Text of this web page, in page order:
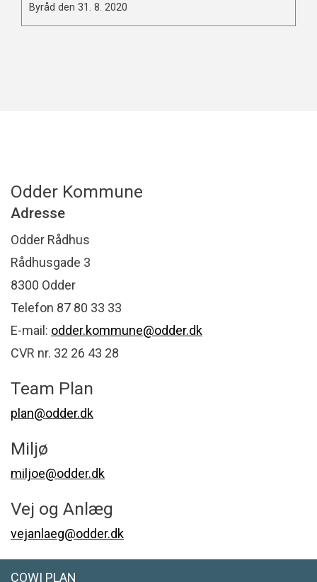
Byråd den 31. 8. 2020
Odder Kommune
Adresse
Odder Rådhus
Rådhusgade 3
8300 Odder
Telefon 87 80 33 33
E-mail: odder.kommune@odder.dk
CVR nr. 32 26 43 28
Team Plan
plan@odder.dk
Miljø
miljoe@odder.dk
Vej og Anlæg
vejanlaeg@odder.dk
COWI PLAN